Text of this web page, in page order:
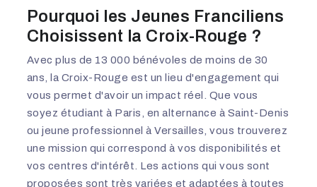
Pourquoi les Jeunes Franciliens
Choisissent la Croix-Rouge ?
Avec plus de 13 000 bénévoles de moins de 30
ans, la Croix-Rouge est un lieu d'engagement qui
vous permet d'avoir un impact réel. Que vous
soyez étudiant à Paris, en alternance à Saint-Denis
ou jeune professionnel à Versailles, vous trouverez
une mission qui correspond à vos disponibilités et
vos centres d'intérêt. Les actions qui vous sont
proposées sont très variées et adaptées à toutes